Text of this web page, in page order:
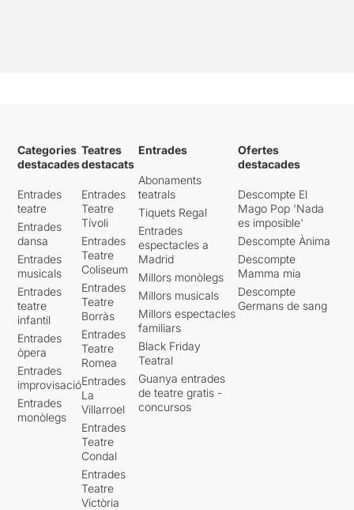
Categories
destacades
Entrades
teatre
Entrades
dansa
Entrades
musicals
Entrades
teatre
infantil
Entrades
òpera
Entrades
improvisació
Entrades
monòlegs
Teatres
destacats
Entrades
Teatre
Tívoli
Entrades
Teatre
Coliseum
Entrades
Teatre
Borràs
Entrades
Teatre
Romea
Entrades
La
Villarroel
Entrades
Teatre
Condal
Entrades
Teatre
Victòria
Entrades
Abonaments
teatrals
Tiquets Regal
Entrades
espectacles a
Madrid
Millors monòlegs
Millors musicals
Millors espectacles
familiars
Black Friday
Teatral
Guanya entrades
de teatre gratis -
concursos
Ofertes
destacades
Descompte El
Mago Pop 'Nada
es imposible'
Descompte Ànima
Descompte
Mamma mia
Descompte
Germans de sang